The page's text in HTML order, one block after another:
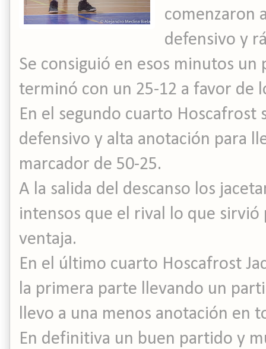
comenzaron
defensivo y
Se consiguió en esos minutos
terminó con un 25-12 a favor de
En el segundo cuarto Hoscafrost
defensivo y alta anotación para
marcador de 50-25.
A la salida del descanso los
intensos que el rival lo que
ventaja.
En el último cuarto Hoscafrost
la primera parte llevando un
llevo a una menos anotación en
En definitiva un buen partido y